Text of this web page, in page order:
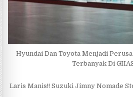
Hyundai Dan Toyota Menjadi
Terbanyak Di
Laris Manis!! Suzuki Jimny Nomade